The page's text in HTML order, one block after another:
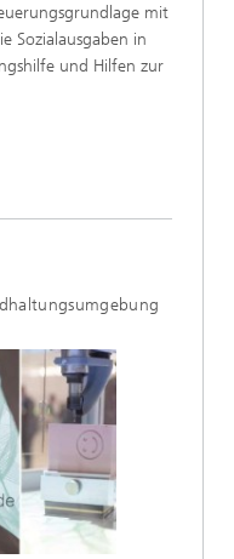
mit
Sozialausgaben in
und Hilfen zur